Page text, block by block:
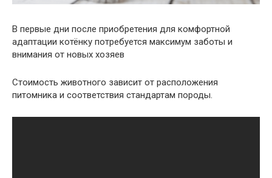
В первые дни после приобретения для комфортной
адаптации котёнку потребуется максимум заботы и
внимания от новых хозяев
Стоимость животного зависит от расположения
питомника и соответствия стандартам породы.